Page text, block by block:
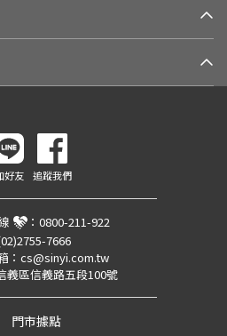
好友 追蹤我們
： 0800-211-922
7666
： cs@sinyi.com.tw
義區信義路五段100號
門市據點